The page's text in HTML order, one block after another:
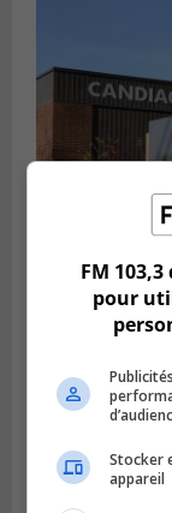
CANDIAC
Publié le 27 juillet
Candiac
FM
pour
Stocker
appareil